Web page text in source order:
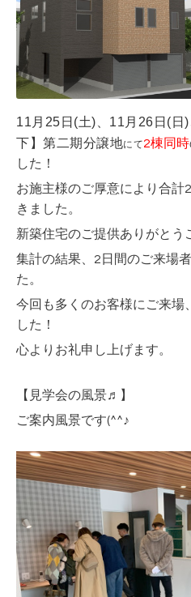
11月25日(土)、11月26日(日)
下】第二期分譲地にて2棟同時
した！
お施主様のご厚意により合計
きました。
新築住宅のご提供ありがとう
集計の結果、2日間のご来場
た。
今回も多くのお客様にご来場
した！
心よりお礼申し上げます。
【見学会の風景♬】
ご案内風景です(^^♪